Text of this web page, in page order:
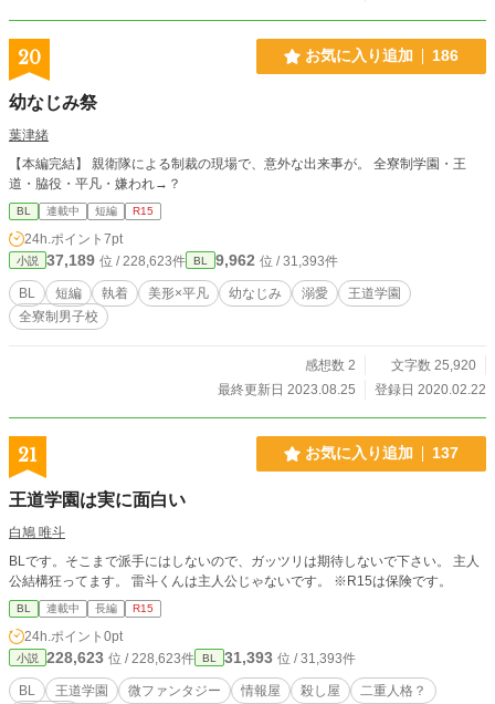
20 お気に入り追加 186
幼なじみ祭
葉津緒
【本編完結】 親衛隊による制裁の現場で、意外な出来事が。 全寮制学園・王
道・脇役・平凡・嫌われ→？
BL 連載中 短編 R15
24h.ポイント 7pt
小説 37,189 位 / 228,623件 BL 9,962 位 / 31,393件
BL 短編 執着 美形×平凡 幼なじみ 溺愛
王道学園
全寮制男子校
感想数 2
文字数 25,920
最終更新日 2023.08.25
登録日 2020.02.22
21 お気に入り追加 137
王道学園は実に面白い
白鳩 唯斗
BLです。そこまで派手にはしないので、ガッツリは期待しないで下さい。 主人
公結構狂ってます。 雷斗くんは主人公じゃないです。 ※R15は保険です。
BL 連載中 長編 R15
24h.ポイント 0pt
小説 228,623 位 / 228,623件 BL 31,393 位 / 31,393件
BL 王道学園 微ファンタジー 情報屋 殺し屋
二重人格？